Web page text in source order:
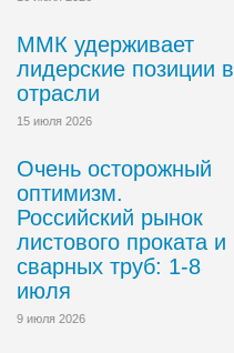
ММК удерживает
лидерские позиции в
отрасли
15 июля 2026
Очень осторожный
оптимизм.
Российский рынок
листового проката и
сварных труб: 1-8
июля
9 июля 2026